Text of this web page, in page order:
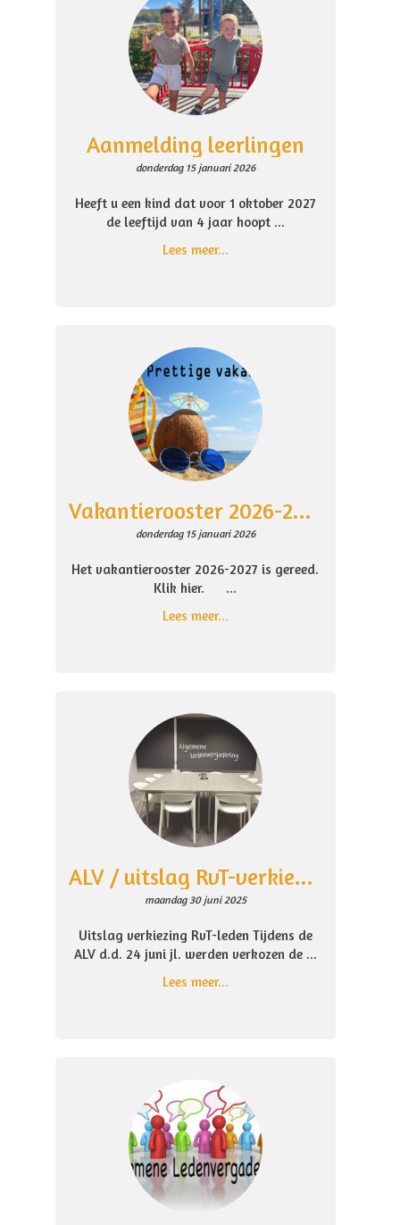
Aanmelding leerlingen
donderdag 15 januari 2026
Heeft u een kind dat voor 1 oktober 2027
de leeftijd van 4 jaar hoopt ...
Lees meer...
Vakantierooster 2026-2027
donderdag 15 januari 2026
Het vakantierooster 2026-2027 is gereed.
Klik hier. ...
Lees meer...
ALV / uitslag RvT-verkiezing juni 2025
maandag 30 juni 2025
Uitslag verkiezing RvT-leden Tijdens de
ALV d.d. 24 juni jl. werden verkozen de ...
Lees meer...